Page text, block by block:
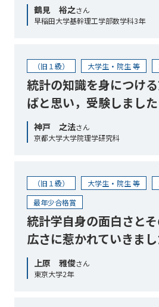
鶴見 裕之さん
早稲田大学基幹理工学部数学科3年
（旧１級） 大学生・院生 等
統計の知識を身につけ
ばと思い，受験しました
神戸 之法さん
京都大学大学院理学研究科
（旧１級） 大学生・院生 等
最年少合格賞
統計学自身の面白さと
広さに惹かれていきま
上原 雅俊さん
東京大学2年